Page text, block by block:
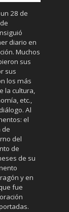
28 de
diario en
Muchos
sus
sus
los más
la cultura,
etc.,
Al
el
de
del
de
de su
y en
fue